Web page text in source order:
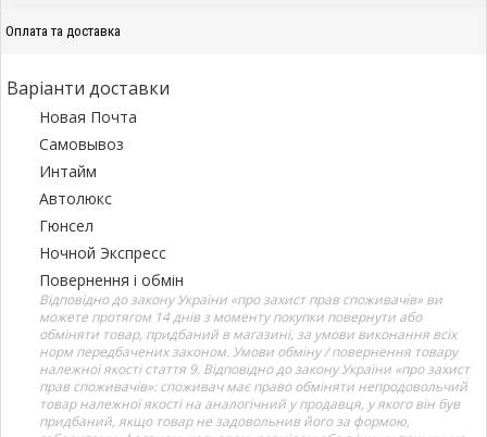
Оплата та доставка
Варіанти доставки
Новая Почта
Самовывоз
Интайм
Автолюкс
Гюнсел
Ночной Экспресс
Повернення і обмін
Відповідно до закону України «про захист прав споживачів» ви
можете протягом 14 днів з моменту покупки повернути або
обміняти товар, придбаний в магазині, за умови виконання всіх
норм передбачених законом. Умови обміну / повернення товару
належної якості стаття 9. Відповідно до закону України «про захист
прав споживачів»: споживач має право обміняти непродовольчий
товар належної якості на аналогічний у продавця, у якого він був
придбаний, якщо товар не задовольнив його за формою,